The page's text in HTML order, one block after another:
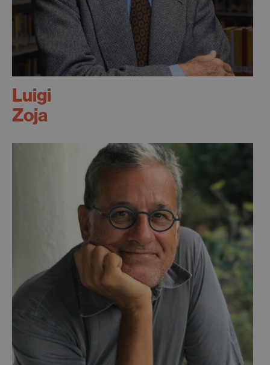
Luigi
Zoja